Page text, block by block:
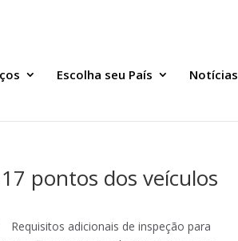
Escolha seu País Notícias
pontos dos veículos
adicionais de inspeção para